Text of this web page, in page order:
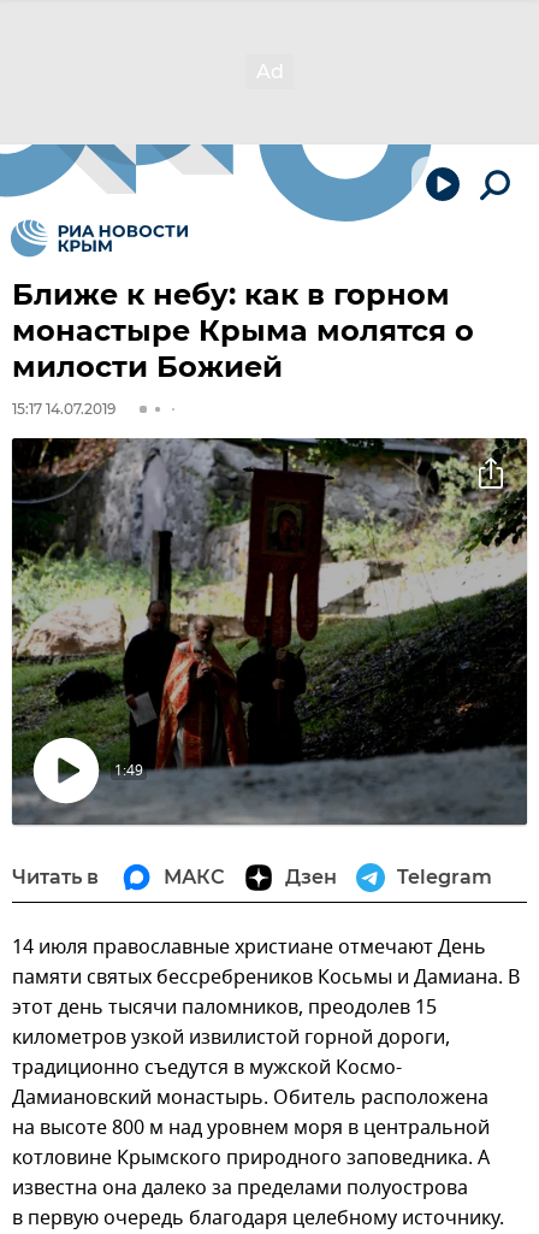
Ближе к небу: как в горном
монастыре Крыма молятся о
милости Божией
15:17 14.07.2019
Воспроизвести
1:49
Читать в МАКС Дзен Telegram
14 июля православные христиане отмечают День
памяти святых бессребреников Косьмы и Дамиана. В
этот день тысячи паломников, преодолев 15
километров узкой извилистой горной дороги,
традиционно съедутся в мужской Космо-
Дамиановский монастырь. Обитель расположена
на высоте 800 м над уровнем моря в центральной
котловине Крымского природного заповедника. А
известна она далеко за пределами полуострова
в первую очередь благодаря целебному источнику.